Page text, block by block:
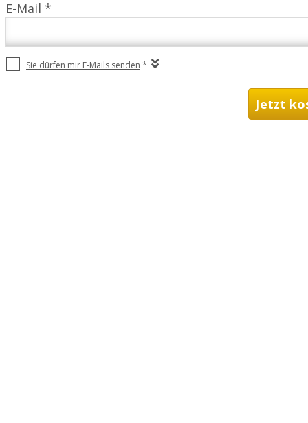
E-Mail *
Sie dürfen mir E-Mails senden *
Jetzt